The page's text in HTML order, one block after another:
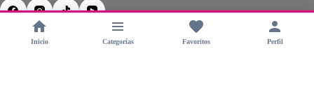
Copyright © 2026 - CHERIMOYA Perú
Inicio Categorías Favoritos Perfil